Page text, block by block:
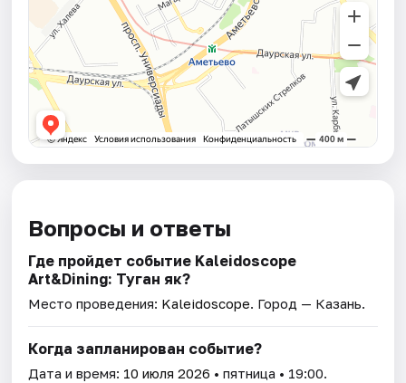
Вопросы и ответы
Где пройдет событие Kaleidoscope
Art&Dining: Туган як?
Место проведения: Kaleidoscope. Город — Казань.
Когда запланирован событие?
Дата и время: 10 июля 2026 • пятница • 19:00.